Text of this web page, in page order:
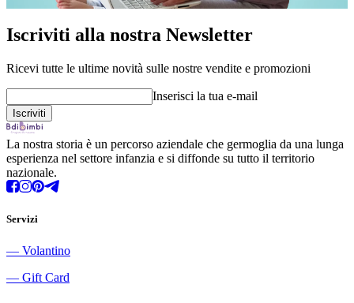
Iscriviti alla nostra Newsletter
Ricevi tutte le ultime novità sulle nostre vendite e promozioni
Inserisci la tua e-mail
La nostra storia è un percorso aziendale che germoglia da una lunga
esperienza nel settore infanzia e si diffonde su tutto il territorio
nazionale.
Servizi
― Volantino
― Gift Card